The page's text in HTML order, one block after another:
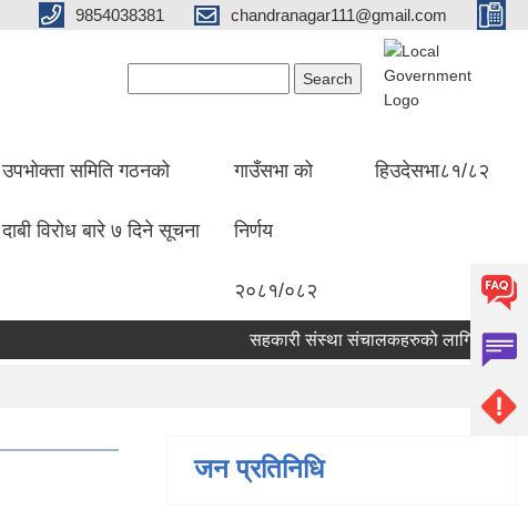
9854038381 chandranagar111@gmail.com
उपभोक्ता समिति गठनको
दाबी विरोध बारे ७ दिने सूचना
गाउँसभा को
निर्णय
२०८१/०८२
हिउदेसभा८१/८२
सहकारी संस्था संचालकहरुको लागि अत्यन्त जरुरि
जन प्रतिनिधि